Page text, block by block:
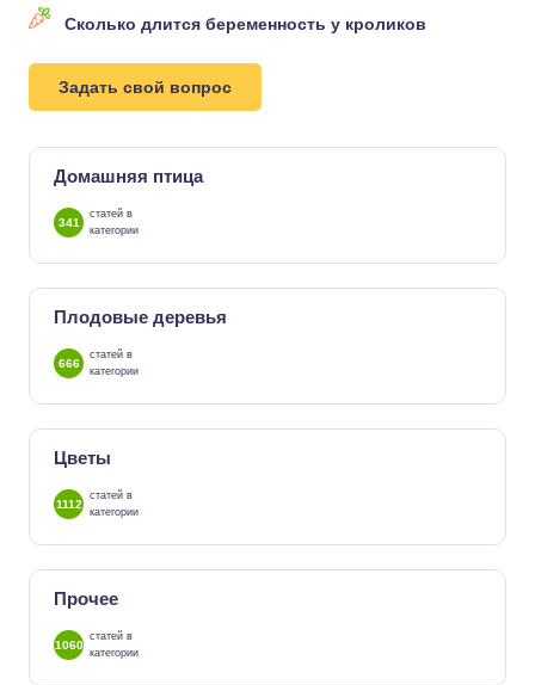
Сколько длится беременность у кроликов
Задать свой вопрос
Домашняя птица
341
статей в
категории
Плодовые деревья
666
статей в
категории
Цветы
1112
статей в
категории
Прочее
1060
статей в
категории